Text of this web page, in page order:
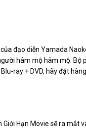
của đạo diễn Yamada
hâm mộ hâm mộ. Bộ
ray + DVD, hãy đặt
Hạn Movie sẽ ra mắt